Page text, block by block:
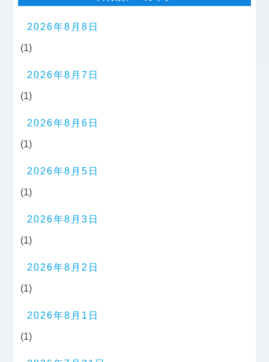
2026年8月8日
(1)
2026年8月7日
(1)
2026年8月6日
(1)
2026年8月5日
(1)
2026年8月3日
(1)
2026年8月2日
(1)
2026年8月1日
(1)